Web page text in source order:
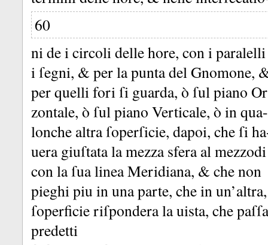
60
ni de i circoli delle hore, con i paralelli
i ſegni, & per la punta del Gnomone,
per quelli fori ſi guarda, ò ſul piano
zontale, ò ſul piano Verticale, ò in qua-
lonche altra ſoperſicie, dapoi, che ſi
uera giuſtata la mezza sfera al mezzodi
con la ſua linea Meridiana, & che non
pieghi piu in una parte, che in
ſoperficie riſpondera la uista, che
predetti